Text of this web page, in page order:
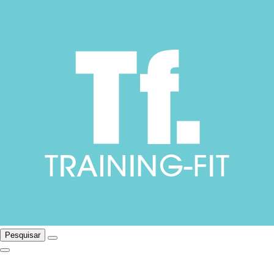
Pesquisar